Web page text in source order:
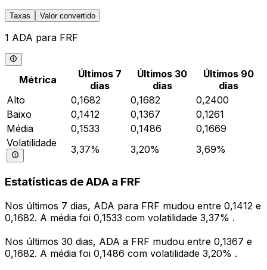
Taxas Valor convertido
1 ADA para FRF
Métrica
Últimos 7
dias
Últimos 30
dias
Últimos 90
dias
Alto
0,1682 0,1682
0,2400
Baixo
0,1412 0,1367
0,1261
Média
0,1533 0,1486
0,1669
Volatilidade
3,37% 3,20% 3,69%
Estatísticas de ADA a FRF
Nos últimos 7 dias, ADA para FRF mudou entre 0,1412 e
0,1682. A média foi 0,1533 com volatilidade 3,37% .
Nos últimos 30 dias, ADA a FRF mudou entre 0,1367 e
0,1682. A média foi 0,1486 com volatilidade 3,20% .